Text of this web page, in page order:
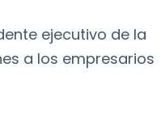
ejecutivo de la
a los empresarios